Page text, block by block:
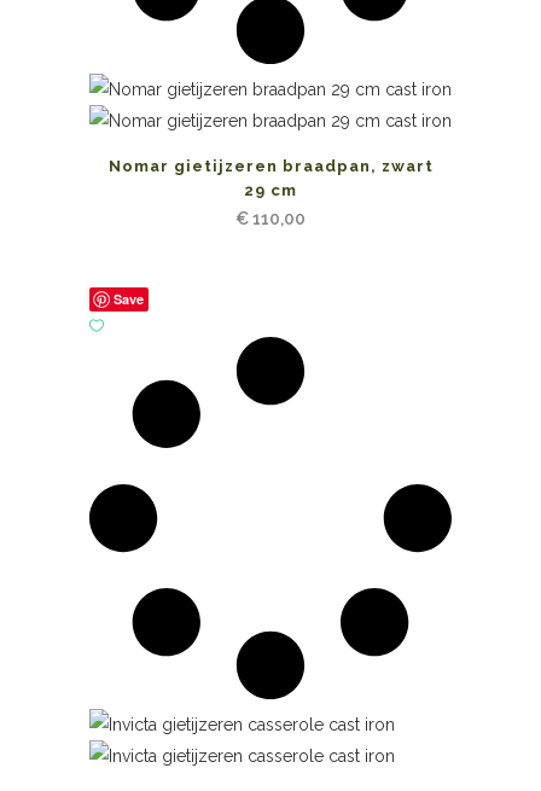
Nomar gietijzeren braadpan, zwart
29 cm
€110,00
Save